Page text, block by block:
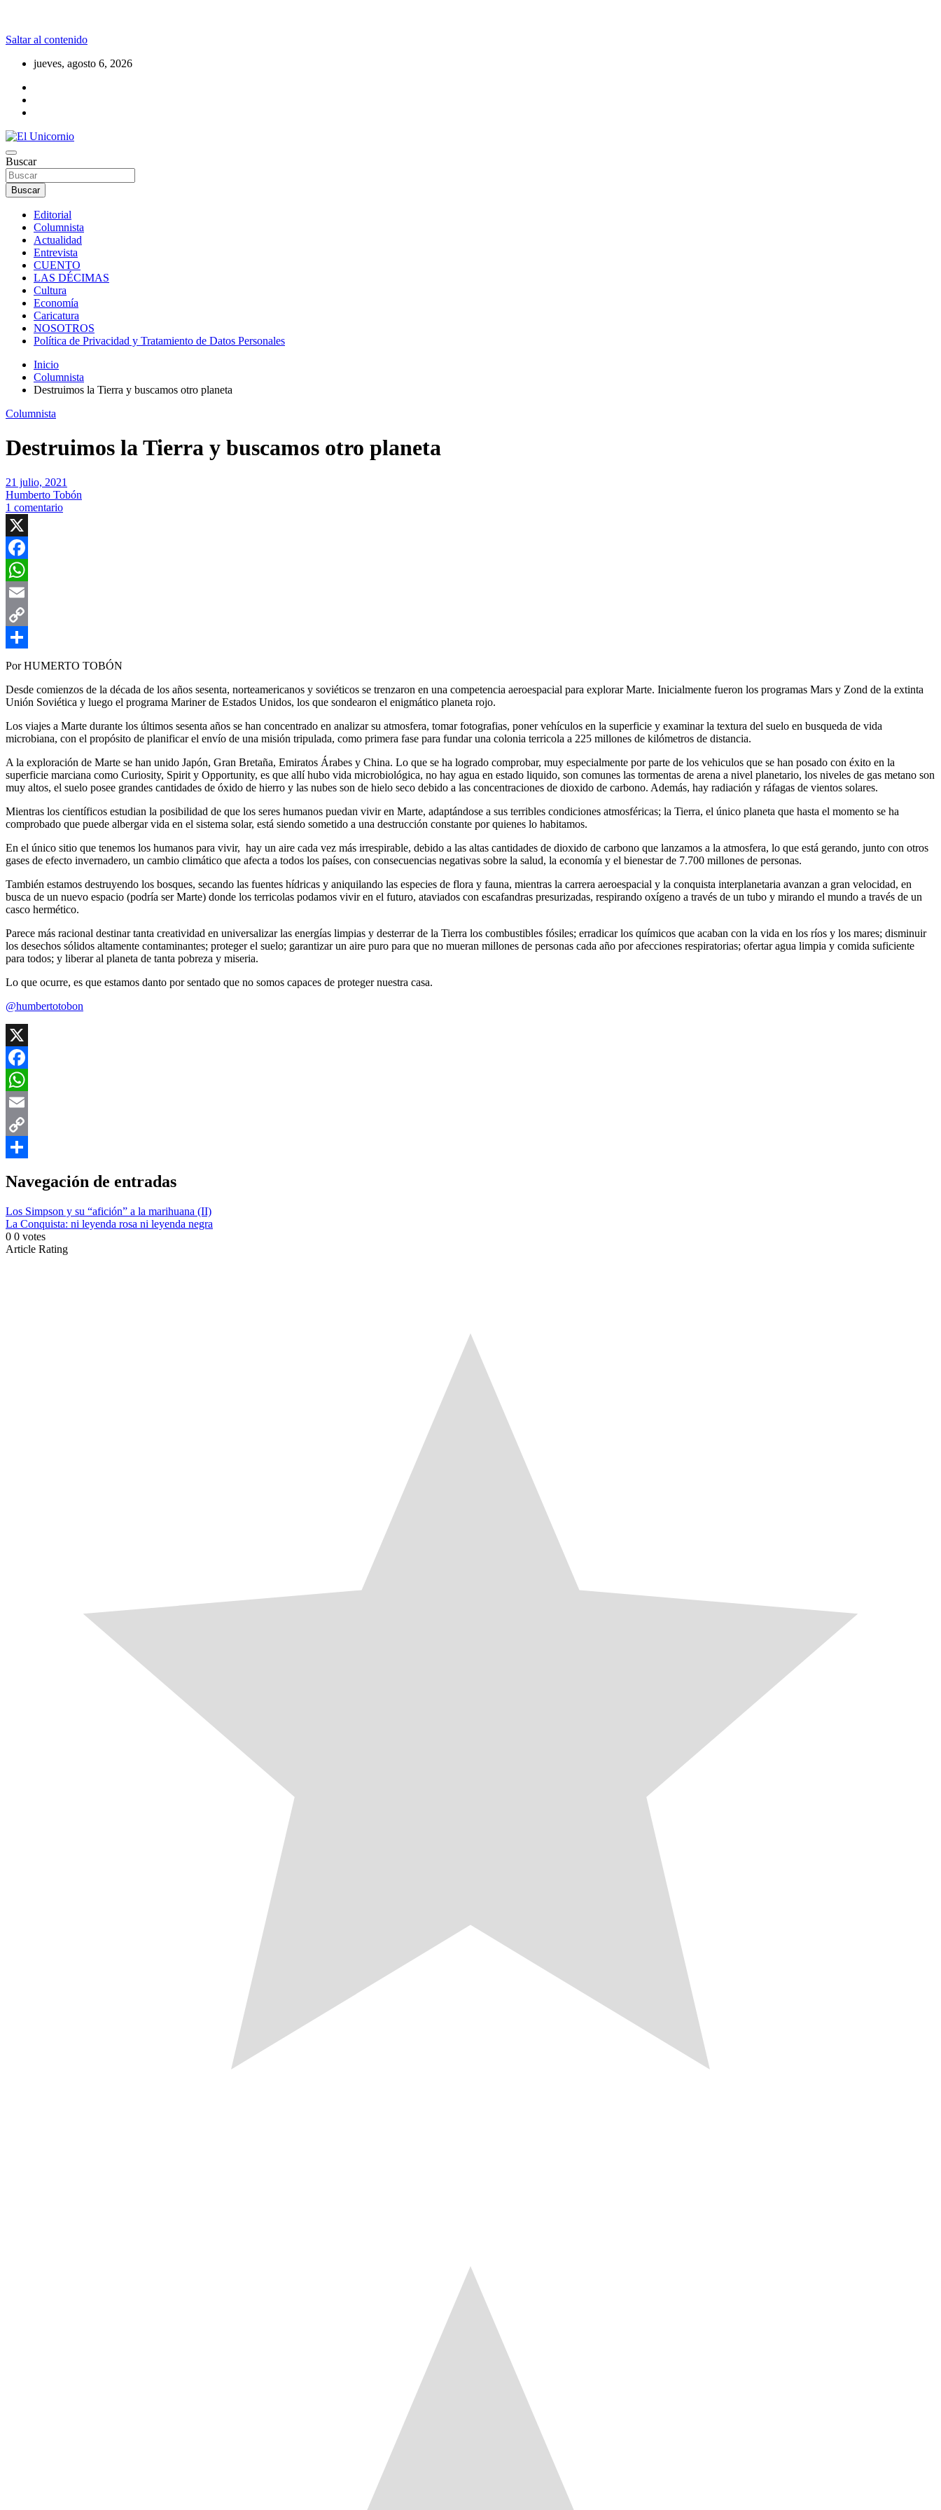
Saltar al contenido
jueves, agosto 6, 2026
El Unicornio
La realidad supera la fantasía
Buscar
Buscar
Editorial
Columnista
Actualidad
Entrevista
CUENTO
LAS DÉCIMAS
Cultura
Economía
Caricatura
NOSOTROS
Política de Privacidad y Tratamiento de Datos Personales
Inicio
Columnista
Destruimos la Tierra y buscamos otro planeta
Columnista
Destruimos la Tierra y buscamos otro planeta
21 julio, 2021
Humberto Tobón
1 comentario
X
Facebook
WhatsApp
Email
Copy
Link
Compartir
Por HUMERTO TOBÓN
Desde comienzos de la década de los años sesenta, norteamericanos y soviéticos se trenzaron en una competencia aeroespacial para explorar Marte. Inicialmente fueron los programas Mars y Zond de la extinta
Unión Soviética y luego el programa Mariner de Estados Unidos, los que sondearon el enigmático planeta rojo.
Los viajes a Marte durante los últimos sesenta años se han concentrado en analizar su atmosfera, tomar fotografias, poner vehículos en la superficie y examinar la textura del suelo en busqueda de vida
microbiana, con el propósito de planificar el envío de una misión tripulada, como primera fase para fundar una colonia terricola a 225 millones de kilómetros de distancia.
A la exploración de Marte se han unido Japón, Gran Bretaña, Emiratos Árabes y China. Lo que se ha logrado comprobar, muy especialmente por parte de los vehiculos que se han posado con éxito en la
superficie marciana como Curiosity, Spirit y Opportunity, es que allí hubo vida microbiológica, no hay agua en estado liquido, son comunes las tormentas de arena a nivel planetario, los niveles de gas metano son
muy altos, el suelo posee grandes cantidades de óxido de hierro y las nubes son de hielo seco debido a las concentraciones de dioxido de carbono. Además, hay radiación y ráfagas de vientos solares.
Mientras los científicos estudian la posibilidad de que los seres humanos puedan vivir en Marte, adaptándose a sus terribles condiciones atmosféricas; la Tierra, el único planeta que hasta el momento se ha
comprobado que puede albergar vida en el sistema solar, está siendo sometido a una destrucción constante por quienes lo habitamos.
En el único sitio que tenemos los humanos para vivir, hay un aire cada vez más irrespirable, debido a las altas cantidades de dioxido de carbono que lanzamos a la atmosfera, lo que está gerando, junto con otros
gases de efecto invernadero, un cambio climático que afecta a todos los países, con consecuencias negativas sobre la salud, la economía y el bienestar de 7.700 millones de personas.
También estamos destruyendo los bosques, secando las fuentes hídricas y aniquilando las especies de flora y fauna, mientras la carrera aeroespacial y la conquista interplanetaria avanzan a gran velocidad, en
busca de un nuevo espacio (podría ser Marte) donde los terricolas podamos vivir en el futuro, ataviados con escafandras presurizadas, respirando oxígeno a través de un tubo y mirando el mundo a través de un
casco hermético.
Parece más racional destinar tanta creatividad en universalizar las energías limpias y desterrar de la Tierra los combustibles fósiles; erradicar los químicos que acaban con la vida en los ríos y los mares; disminuir
los desechos sólidos altamente contaminantes; proteger el suelo; garantizar un aire puro para que no mueran millones de personas cada año por afecciones respiratorias; ofertar agua limpia y comida suficiente
para todos; y liberar al planeta de tanta pobreza y miseria.
Lo que ocurre, es que estamos danto por sentado que no somos capaces de proteger nuestra casa.
@humbertotobon
X
Facebook
WhatsApp
Email
Copy
Navegación de entradas
Los Simpson y su “afición” a la marihuana (II)
La Conquista: ni leyenda rosa ni leyenda negra
0 0 votes
Article Rating